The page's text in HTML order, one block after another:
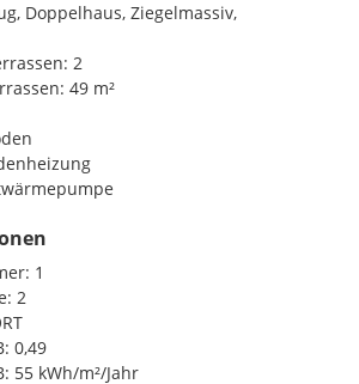
durch seinen modernen Stil, der
sowie Ausstattung und der
über die Stadt Weiz!
und Hebeschiebetüren,
im Wohnbereich
den Schlafräumen
Eiche)
um EUR 20.000,--
vorbereitet
Doppelhaus, Ziegelmassiv,
2
49 m²
1
2
0,49
55 kWh/m²/Jahr